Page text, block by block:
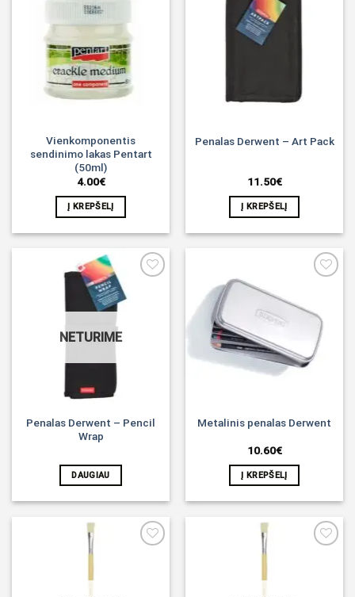
Vienkomponentis
sendinimo lakas Pentart
(50ml)
4.00€
Į KREPŠELĮ
Penalas Derwent – Art Pack
11.50€
Į KREPŠELĮ
NETURIME
Penalas Derwent – Pencil
Wrap
DAUGIAU
Noriu!
Metalinis penalas Derwent
10.60€
Į KREPŠELĮ